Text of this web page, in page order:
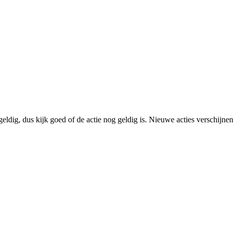
dus kijk goed of de actie nog geldig is. Nieuwe acties verschijnen